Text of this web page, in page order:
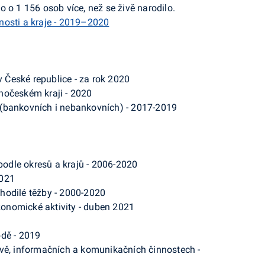
o 1 156 osob více, než se živě narodilo.
a kraje - 2019–2020
republice - za rok 2020
kraji - 2020
i nebankovních) - 2017-2019
okresů a krajů - 2006-2020
těžby - 2000-2020
aktivity - duben 2021
- 2019
informačních a komunikačních činnostech -